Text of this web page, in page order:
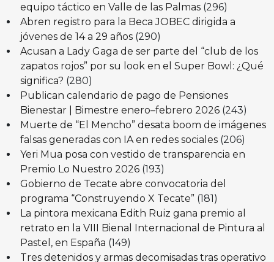
equipo táctico en Valle de las Palmas (296)
Abren registro para la Beca JOBEC dirigida a
jóvenes de 14 a 29 años (290)
Acusan a Lady Gaga de ser parte del “club de los
zapatos rojos” por su look en el Super Bowl: ¿Qué
significa? (280)
Publican calendario de pago de Pensiones
Bienestar | Bimestre enero–febrero 2026 (243)
Muerte de “El Mencho” desata boom de imágenes
falsas generadas con IA en redes sociales (206)
Yeri Mua posa con vestido de transparencia en
Premio Lo Nuestro 2026 (193)
Gobierno de Tecate abre convocatoria del
programa “Construyendo X Tecate” (181)
La pintora mexicana Edith Ruiz gana premio al
retrato en la VIII Bienal Internacional de Pintura al
Pastel, en España (149)
Tres detenidos y armas decomisadas tras operativo